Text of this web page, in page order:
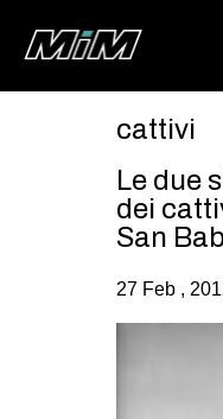
cattivi
Le due
dei
San
27 Feb ,